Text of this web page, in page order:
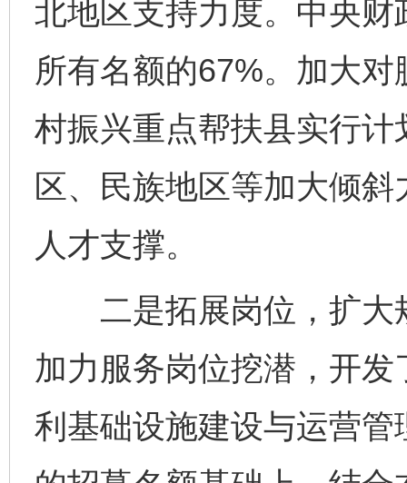
北地区支持力度。中央
所有名额的67%。加大
村振兴重点帮扶县实行
区、民族地区等加大倾
人才支撑。
二是拓展岗位，扩大
加力服务岗位挖潜，开
利基础设施建设与运营